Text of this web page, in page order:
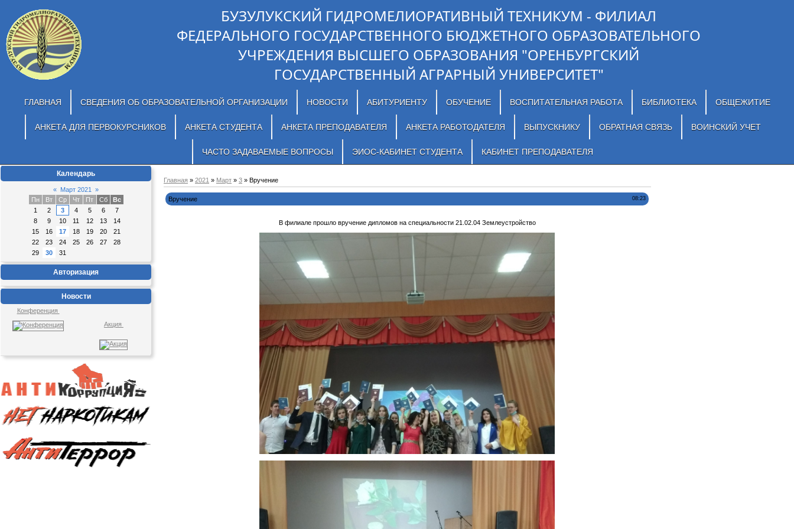
БУЗУЛУКСКИЙ ГИДРОМЕЛИОРАТИВНЫЙ ТЕХНИКУМ - ФИЛИАЛ
ФЕДЕРАЛЬНОГО ГОСУДАРСТВЕННОГО БЮДЖЕТНОГО ОБРАЗОВАТЕЛЬНОГО
УЧРЕЖДЕНИЯ ВЫСШЕГО ОБРАЗОВАНИЯ "ОРЕНБУРГСКИЙ
ГОСУДАРСТВЕННЫЙ АГРАРНЫЙ УНИВЕРСИТЕТ"
ГЛАВНАЯ СВЕДЕНИЯ ОБ ОБРАЗОВАТЕЛЬНОЙ ОРГАНИЗАЦИИ НОВОСТИ АБИТУРИЕНТУ ОБУЧЕНИЕ ВОСПИТАТЕЛЬНАЯ РАБОТА БИБЛИОТЕКА ОБЩЕЖИТИЕ
АНКЕТА ДЛЯ ПЕРВОКУРСНИКОВ АНКЕТА СТУДЕНТА АНКЕТА ПРЕПОДАВАТЕЛЯ АНКЕТА РАБОТОДАТЕЛЯ ВЫПУСКНИКУ ОБРАТНАЯ СВЯЗЬ ВОИНСКИЙ УЧЕТ
ЧАСТО ЗАДАВАЕМЫЕ ВОПРОСЫ ЭИОС-КАБИНЕТ СТУДЕНТА КАБИНЕТ ПРЕПОДАВАТЕЛЯ
Календарь
« Март 2021
»
Пн
Вт Ср Чт Пт Сб
Вс
1
2 3 4 5 6
7
8
9 10 11 12 13
14
15
16 17 18 19 20
21
22
23 24 25 26 27
28
29
30 31
Авторизация
Новости
Конференция
Акция
Главная » 2021 » Март » 3 » Вручение
08:23
Вручение
В филиале прошло вручение дипломов на специальности 21.02.04 Землеустройство